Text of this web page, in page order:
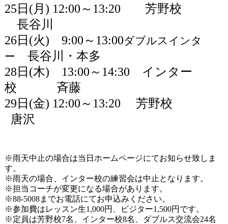
25 日 (月 ) 12:00 ～ 13:20 芳野校
長谷川
26日 (火) 9:00 ～ 13:00ダブルスインタ
ー 長谷川・本多
28 日 (木) 13:00 ～ 14:30 インター
校 斉藤
29 日 (金) 12:00 ～ 13:20
芳野校
唐沢
※雨天中止の場合は当日ホームページにてお知らせ致しま
す。
※雨天の場合、インター校の練習会は中止となります。
※担当コーチが変更になる場合があります。
※88-5008までお電話にてお申込みください。
※参加費はレッスン生1,000円、ビジター1,500円です。
※定員は芳野校7名、インター校8名、ダブルス交流会24名